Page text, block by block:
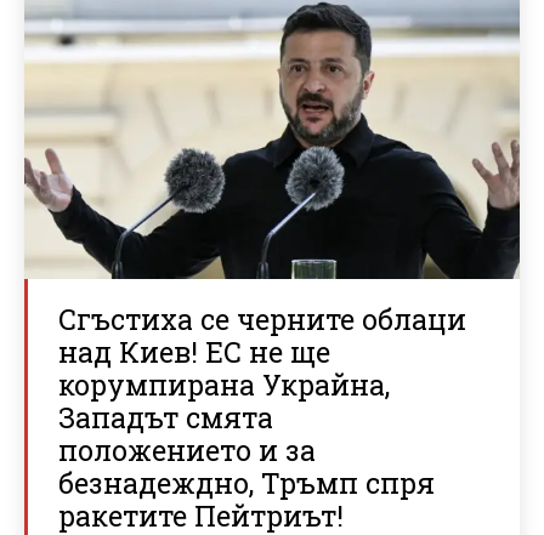
Сгъстиха се черните облаци
над Киев! ЕС не ще
корумпирана Украйна,
Западът смята
положението и за
безнадеждно, Тръмп спря
ракетите Пейтриът!